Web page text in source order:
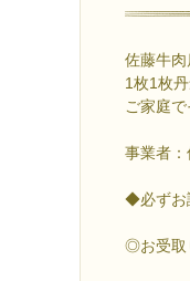
佐藤牛
1枚1枚
ご家庭
事業者
◆必ずお
◎お受取